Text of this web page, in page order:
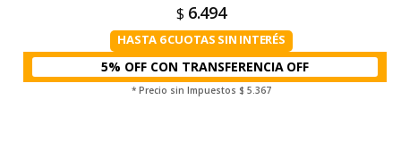
$ 6.494
HASTA 6 CUOTAS SIN INTERÉS
5% OFF CON TRANSFERENCIA
* Precio sin Impuestos $ 5.367